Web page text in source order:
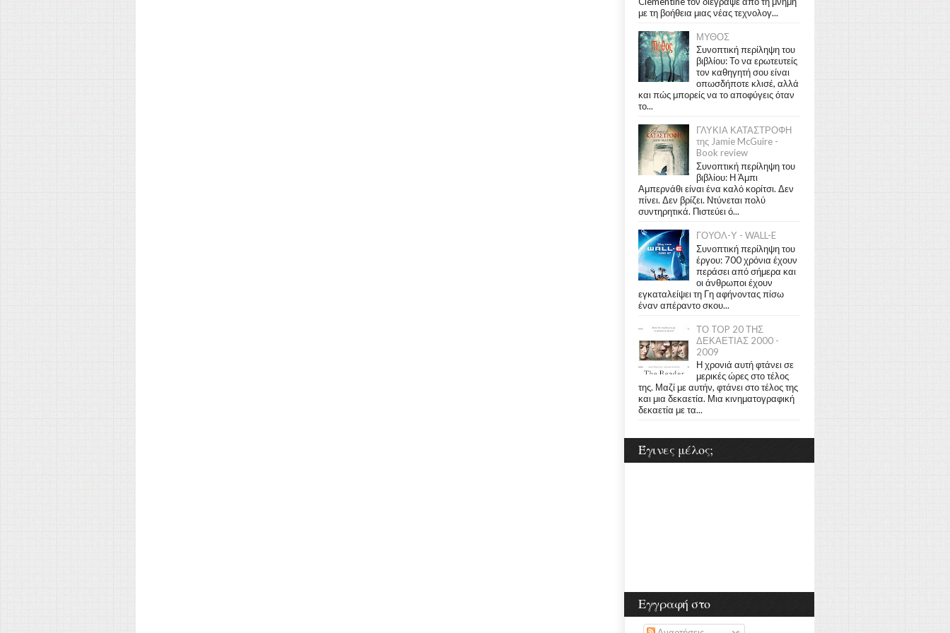
με τη βοήθεια μιας νέας τεχνολογ...
ΜΥΘΟΣ
Συνοπτική περίληψη του
βιβλίου: Το να ερωτευτείς
τον καθηγητή σου είναι
οπωσδήποτε κλισέ, αλλά
και πώς μπορείς να το αποφύγεις όταν
το...
ΓΛΥΚΙΑ ΚΑΤΑΣΤΡΟΦΗ
της Jamie McGuire -
Book review
Συνοπτική περίληψη του
βιβλίου: Η Άμπι
Αμπερνάθι είναι ένα καλό κορίτσι. Δεν
πίνει. Δεν βρίζει. Ντύνεται πολύ
συντηρητικά. Πιστεύει ό...
ΓΟΥΟΛ-Υ - WALL-E
Συνοπτική περίληψη του
έργου: 700 χρόνια έχουν
περάσει από σήμερα και
οι άνθρωποι έχουν
εγκαταλείψει τη Γη αφήνοντας πίσω
έναν απέραντο σκου...
ΤΟ TOP 20 ΤΗΣ
ΔΕΚΑΕΤΙΑΣ 2000 -
2009
Η χρονιά αυτή φτάνει σε
μερικές ώρες στο τέλος
της. Μαζί με αυτήν, φτάνει στο τέλος της
και μια δεκαετία. Μια κινηματογραφική
δεκαετία με τα...
Έγινες μέλος;
Εγγραφή στο